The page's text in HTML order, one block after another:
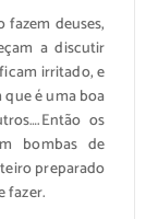
fazem deuses,
a discutir
irritado, e
é uma boa
os
bombas de
preparado
fazer.